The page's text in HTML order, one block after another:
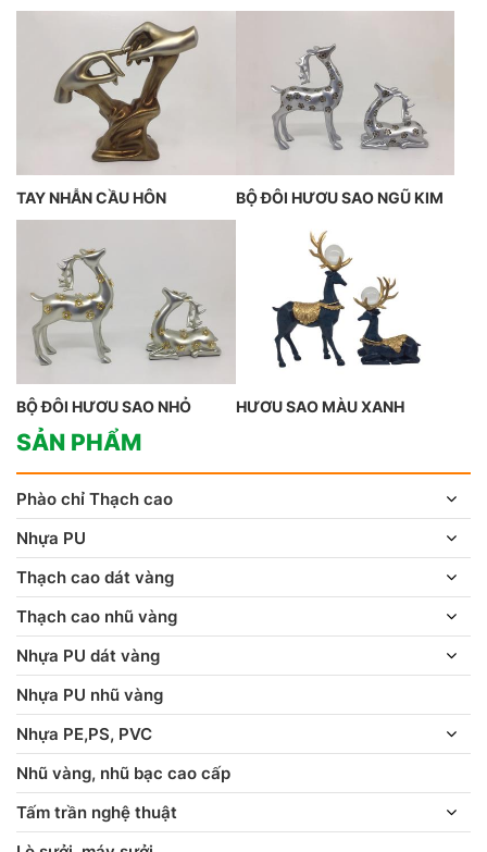
TAY NHẪN CẦU HÔN BỘ ĐÔI HƯƠU SAO NGŨ KIM
BỘ ĐÔI HƯƠU SAO NHỎ HƯƠU SAO MÀU XANH
SẢN PHẨM
Phào chỉ Thạch cao
Nhựa PU
Thạch cao dát vàng
Thạch cao nhũ vàng
Nhựa PU dát vàng
Nhựa PU nhũ vàng
Nhựa PE,PS, PVC
Nhũ vàng, nhũ bạc cao cấp
Tấm trần nghệ thuật